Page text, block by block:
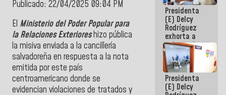
Publicado: 22/04/2025 09:04 PM
El Ministerio del Poder Popular para
la Relaciones Exterioreshizo pública
la misiva enviada a la cancillería
salvadoreña en respuesta a la nota
emitida por este país
centroamericano donde se
evidencian violaciones de tratados y
de Energía
Eléctrica y
CORPOELEC
Presidenta
(E) Delcy
Rodríguez
exhorta a
gobernadores
y alcaldes a
edificar
casas para
abuelos
Presidenta
(E) Delcy